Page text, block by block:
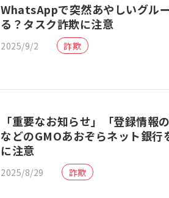
WhatsAppで突然あやしいグル
る？タスク詐欺に注意
2025/9/2 詐欺
「重要なお知らせ」「登録情報
などのGMOあおぞらネット銀行
に注意
2025/8/29 詐欺